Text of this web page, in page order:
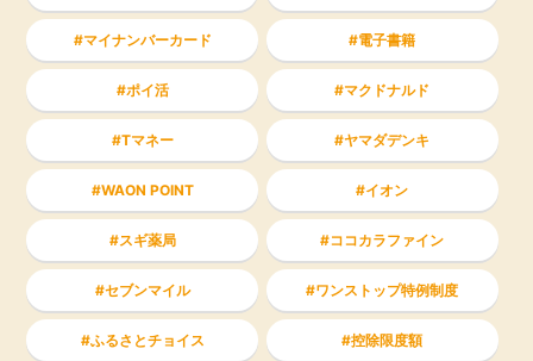
マイナンバーカード 電子書籍
ポイ活 マクドナルド
Tマネー ヤマダデンキ
WAON POINT イオン
スギ薬局 ココカラファイン
セブンマイル ワンストップ特例制度
ふるさとチョイス 控除限度額